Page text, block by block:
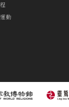
動